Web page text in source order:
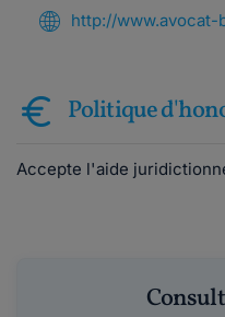
http://
Politique
Accepte l'aide